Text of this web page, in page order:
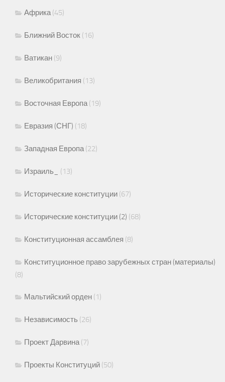
Африка(45)
Ближний Восток (16)
Ватикан (9)
Великобритания (13)
Восточная Европа(19)
Евразия (СНГ) (18)
Западная Европа(22)
Израиль_ (13)
Исторические конституции (67)
Исторические конституции (2) (68)
Конституционная ассамблея (8)
Конституционное право зарубежных стран (материалы)
(8)
Мальтийский орден (1)
Независимость (26)
Проект Дарвина(7)
Проекты Конституций (50)